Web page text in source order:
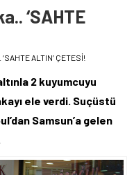
BÜYÜK HATALAR
‘SAHTE
ALTIN’ ÇETESİ!
2 kuyumcuyu
ele verdi. Suçüstü
Samsun’a gelen